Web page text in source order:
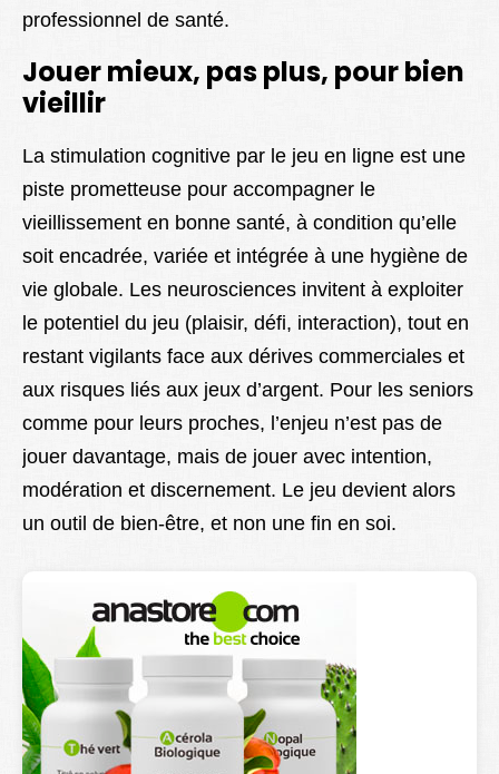
professionnel de santé.
Jouer mieux, pas plus, pour bien
vieillir
La stimulation cognitive par le jeu en ligne est une
piste prometteuse pour accompagner le
vieillissement en bonne santé, à condition qu’elle
soit encadrée, variée et intégrée à une hygiène de
vie globale. Les neurosciences invitent à exploiter
le potentiel du jeu (plaisir, défi, interaction), tout en
restant vigilants face aux dérives commerciales et
aux risques liés aux jeux d’argent. Pour les seniors
comme pour leurs proches, l’enjeu n’est pas de
jouer davantage, mais de jouer avec intention,
modération et discernement. Le jeu devient alors
un outil de bien-être, et non une fin en soi.